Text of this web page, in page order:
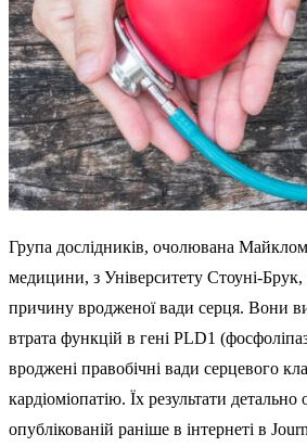
Група дослідників, очолювана
медицини, з Університету Стоуні-
причину вродженої вади серця. Вони
втрата функцій в гені PLD1
вроджені правобічні вади серцевого
кардіоміопатію. Їх результати детально
опублікованій раніше в інтернеті в